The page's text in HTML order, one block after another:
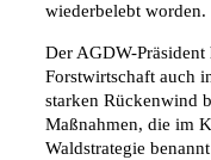
wiederbelebt worden.
Der AGDW-
Forstwirtschaft auch
starken Rückenwind
Maßnahmen, die im
Waldstrategie